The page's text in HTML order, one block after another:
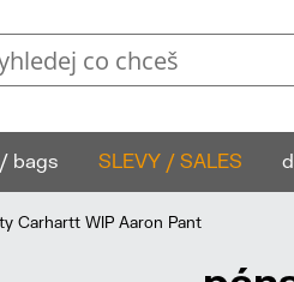
bags SLEVY / SALES
Carhartt WIP Aaron Pant